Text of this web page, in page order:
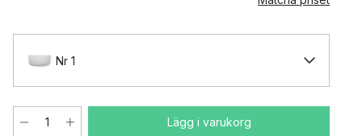
Nr 1
Lägg i varukorg